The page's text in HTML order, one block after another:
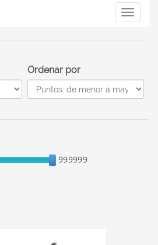
Toggle
Ordenar por
999999